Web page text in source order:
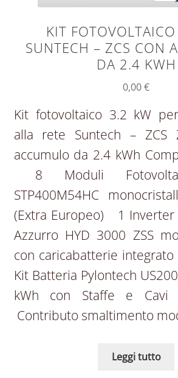
KIT
SUNTECH – ZCS CON
DA 2.4 KWH
0,00€
Kit fotovoltaico 3.2 kW
alla rete Suntech – ZCS
accumulo da 2.4 kWh
8 Moduli
STP400M54HC
(Extra Europeo) 1 Inverter
Azzurro HYD 3000 ZSS
con caricabatterie
Kit Batteria Pylontech
kWh con Staffe e Cavi
Contributo smaltimento
Leggi tutto